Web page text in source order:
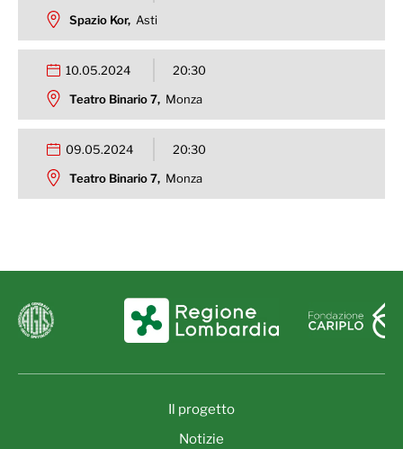
Spazio Kor, Asti
10.05.2024
Teatro Binario 7, Monza
20:30
09.05.2024
Teatro Binario 7, Monza
20:30
Il progetto
Notizie